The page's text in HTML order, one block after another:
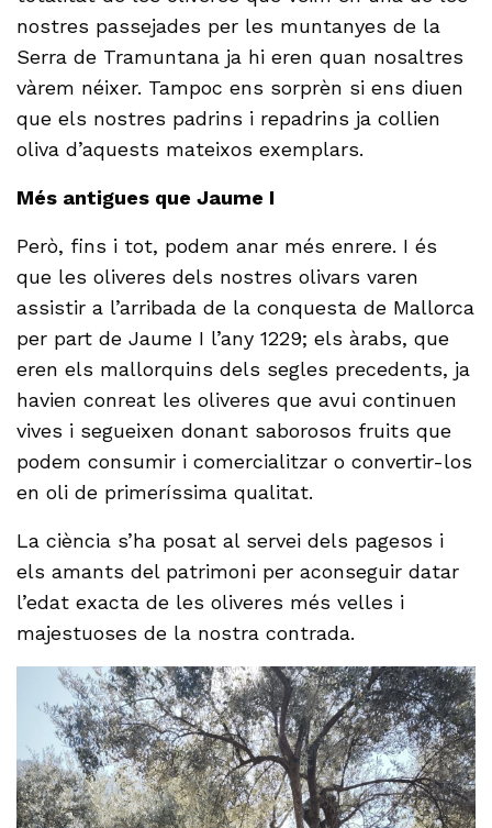
nostres passejades per les muntanyes de la
Serra de Tramuntana ja hi eren quan nosaltres
vàrem néixer. Tampoc ens sorprèn si ens diuen
que els nostres padrins i repadrins ja collien
oliva d’aquests mateixos exemplars.
Més antigues que Jaume I
Però, fins i tot, podem anar més enrere. I és
que les oliveres dels nostres olivars varen
assistir a l’arribada de la conquesta de Mallorca
per part de Jaume I l’any 1229; els àrabs, que
eren els mallorquins dels segles precedents, ja
havien conreat les oliveres que avui continuen
vives i segueixen donant saborosos fruits que
podem consumir i comercialitzar o convertir-los
en oli de primeríssima qualitat.
La ciència s’ha posat al servei dels pagesos i
els amants del patrimoni per aconseguir datar
l’edat exacta de les oliveres més velles i
majestuoses de la nostra contrada.